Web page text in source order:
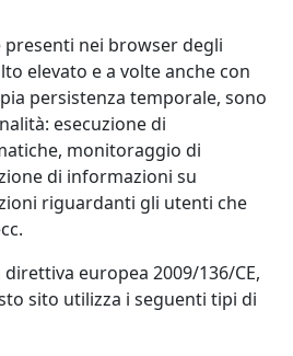
nei browser degli
elevato e a volte anche con
persistenza temporale, sono
esecuzione di
monitoraggio di
di informazioni su
riguardanti gli utenti che
europea 2009/136/CE,
sito utilizza i seguenti tipi di